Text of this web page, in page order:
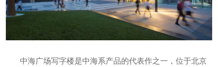
中海广场写字楼是中海系产品的代表作之一，位于北京